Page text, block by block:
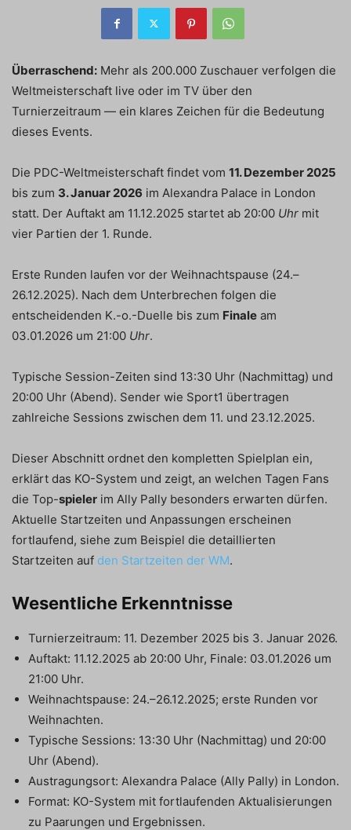
Überraschend: Mehr als 200.000 Zuschauer verfolgen die
Weltmeisterschaft live oder im TV über den
Turnierzeitraum — ein klares Zeichen für die Bedeutung
dieses Events.
Die PDC-Weltmeisterschaft findet vom 11. Dezember 2025
bis zum 3. Januar 2026 im Alexandra Palace in London
statt. Der Auftakt am 11.12.2025 startet ab 20:00 Uhr mit
vier Partien der 1. Runde.
Erste Runden laufen vor der Weihnachtspause (24.–
26.12.2025). Nach dem Unterbrechen folgen die
entscheidenden K.-o.-Duelle bis zum Finale am
03.01.2026 um 21:00 Uhr.
Typische Session-Zeiten sind 13:30 Uhr (Nachmittag) und
20:00 Uhr (Abend). Sender wie Sport1 übertragen
zahlreiche Sessions zwischen dem 11. und 23.12.2025.
Dieser Abschnitt ordnet den kompletten Spielplan ein,
erklärt das KO-System und zeigt, an welchen Tagen Fans
die Top-spieler im Ally Pally besonders erwarten dürfen.
Aktuelle Startzeiten und Anpassungen erscheinen
fortlaufend, siehe zum Beispiel die detaillierten
Startzeiten auf den Startzeiten der WM.
Wesentliche Erkenntnisse
Turnierzeitraum: 11. Dezember 2025 bis 3. Januar 2026.
Auftakt: 11.12.2025 ab 20:00 Uhr, Finale: 03.01.2026 um
21:00 Uhr.
Weihnachtspause: 24.–26.12.2025; erste Runden vor
Weihnachten.
Typische Sessions: 13:30 Uhr (Nachmittag) und 20:00
Uhr (Abend).
Austragungsort: Alexandra Palace (Ally Pally) in London.
Format: KO-System mit fortlaufenden Aktualisierungen
zu Paarungen und Ergebnissen.